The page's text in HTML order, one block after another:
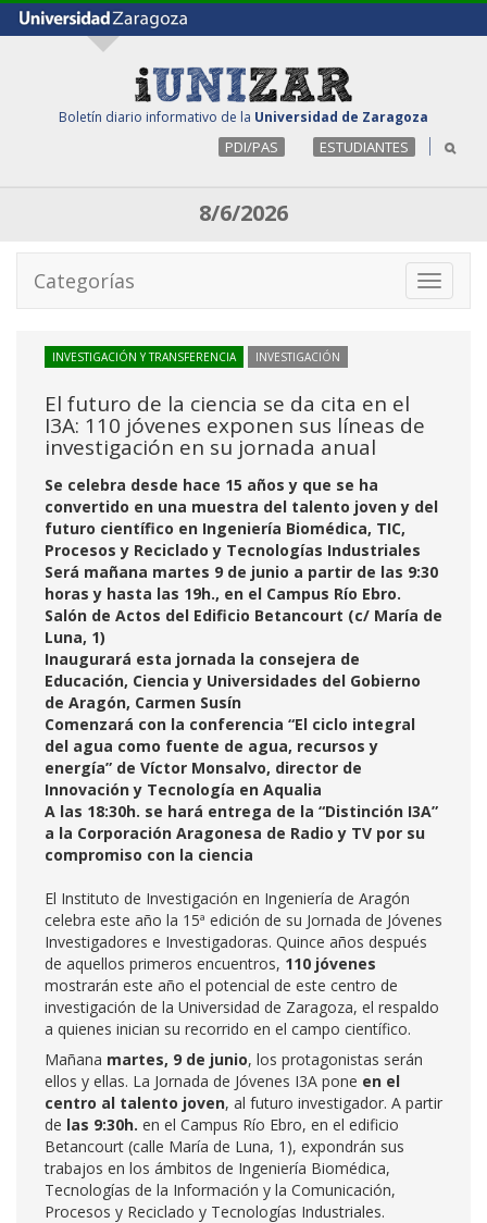
Boletín diario informativo de la Universidad de Zaragoza
PDI/PAS ESTUDIANTES
8/6/2026
Toggle
Categorías
INVESTIGACIÓN Y TRANSFERENCIA INVESTIGACIÓN
El futuro de la ciencia se da cita en el
I3A: 110 jóvenes exponen sus líneas de
investigación en su jornada anual
Se celebra desde hace 15 años y que se ha
convertido en una muestra del talento joven y del
futuro científico en Ingeniería Biomédica, TIC,
Procesos y Reciclado y Tecnologías Industriales
Será mañana martes 9 de junio a partir de las 9:30
horas y hasta las 19h., en el Campus Río Ebro.
Salón de Actos del Edificio Betancourt (c/ María de
Luna, 1)
Inaugurará esta jornada la consejera de
Educación, Ciencia y Universidades del Gobierno
de Aragón, Carmen Susín
Comenzará con la conferencia “El ciclo integral
del agua como fuente de agua, recursos y
energía” de Víctor Monsalvo, director de
Innovación y Tecnología en Aqualia
A las 18:30h. se hará entrega de la “Distinción I3A”
a la Corporación Aragonesa de Radio y TV por su
compromiso con la ciencia
El Instituto de Investigación en Ingeniería de Aragón
celebra este año la 15ª edición de su Jornada de Jóvenes
Investigadores e Investigadoras. Quince años después
de aquellos primeros encuentros, 110 jóvenes
mostrarán este año el potencial de este centro de
investigación de la Universidad de Zaragoza, el respaldo
a quienes inician su recorrido en el campo científico.
Mañana martes, 9 de junio, los protagonistas serán
ellos y ellas. La Jornada de Jóvenes I3A pone en el
centro al talento joven, al futuro investigador. A partir
de las 9:30h. en el Campus Río Ebro, en el edificio
Betancourt (calle María de Luna, 1), expondrán sus
trabajos en los ámbitos de Ingeniería Biomédica,
Tecnologías de la Información y la Comunicación,
Procesos y Reciclado y Tecnologías Industriales.